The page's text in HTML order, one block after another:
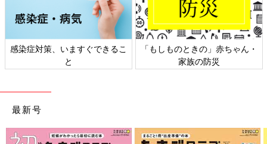
●お気に入りの点は、なんといってもやわら
かさ！ 赤ちゃんとピタッと密着できて、
着け心地がいいんです。新生児期からイン
サートなしで使えて、シンプルでおしゃ
れ。まるまる洗えて清潔に使えるし、メッ
シュ素材だからすぐに乾きます。（東京都
感染症対策、いますぐできるこ
と
「もしものときの」赤ちゃん・
家族の防災
最新号